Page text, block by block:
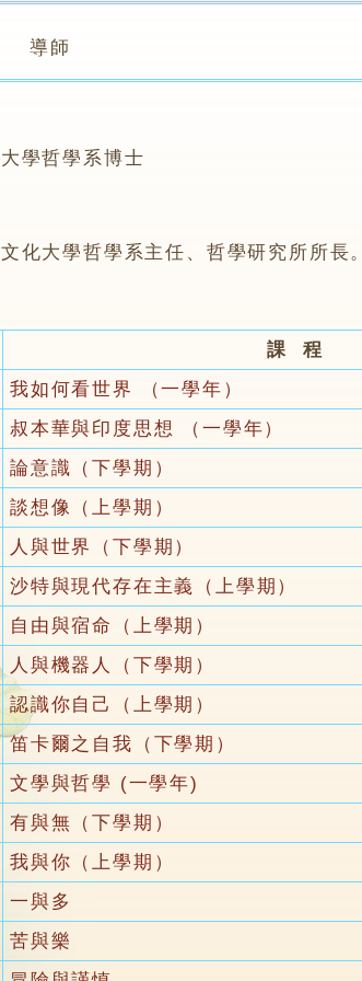
導師
學哲學系博士
化大學哲學系主任、哲學研究所所長。
課 程
我如何看世界 （一學年）
叔本華與印度思想 （一學年）
論意識（下學期）
談想像（上學期）
人與世界（下學期）
沙特與現代存在主義（上學期）
自由與宿命（上學期）
人與機器人（下學期）
認識你自己（上學期）
笛卡爾之自我（下學期）
文學與哲學 (一學年)
有與無（下學期）
我與你（上學期）
一與多
苦與樂